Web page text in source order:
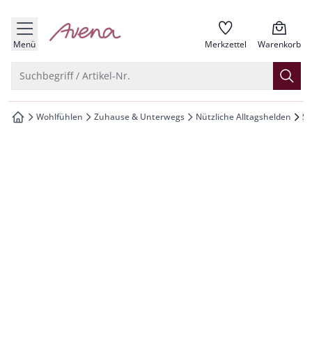
springen
springen
springen
springen
Menü zur Startseite Merkzettel Warenkorb
Suchbegriff / Artikel-Nr.
zur Startseite
Wohlfühlen Zuhause & Unterwegs Nützliche Alltagshelden